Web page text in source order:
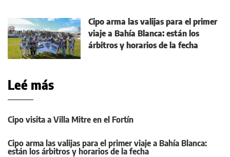
Cipo arma las valijas para el primer
viaje a Bahía Blanca: están los
árbitros y horarios de la fecha
Leé más
Cipo visita a Villa Mitre en el Fortín
Cipo arma las valijas para el primer viaje a Bahía Blanca:
están los árbitros y horarios de la fecha